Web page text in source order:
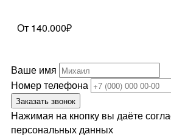
От 140.000₽
Ваше имя
Номер телефона
Заказать звонок
Нажимая на кнопку вы даёте
персональных данных